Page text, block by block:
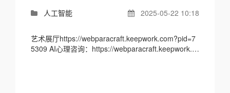
人工智能 2025-05-22 10:18
艺术展厅https://webparacraft.keepwork.com?pid=7
5309 AI心理咨询：https://webparacraft.keepwork.c